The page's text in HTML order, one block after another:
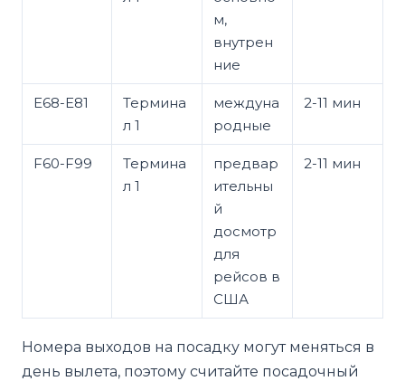
м,
внутрен
ние
E68-E81
Термина
л 1
междуна
родные
2-11 мин
F60-F99
Термина
л 1
предвар
ительны
й
досмотр
для
рейсов в
США
2-11 мин
Номера выходов на посадку могут меняться в
день вылета, поэтому считайте посадочный